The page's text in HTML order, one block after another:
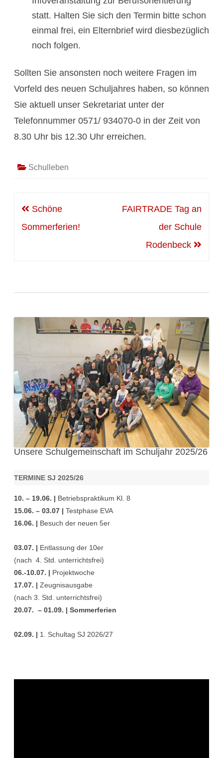
statt. Halten Sie sich den Termin bitte schon
einmal frei, ein Elternbrief wird diesbezüglich
noch folgen.
Sollten Sie ansonsten noch weitere Fragen im
Vorfeld des neuen Schuljahres haben, so können
Sie aktuell unser Sekretariat unter der
Telefonnummer 0571/ 934070-0 in der Zeit von
8.30 Uhr bis 12.30 Uhr erreichen.
Schulleben
Beitragsnavigation
Schöne
Sommerferien!
FAIRTRADE Tag an
der Schule
Rodenbeck
Unsere Schulgemeinschaft im Schuljahr 2025/26
TERMINE SJ 2025/26
10. – 19.06. | Betriebspraktikum Kl. 8
15.06. – 03.07 | Testphase EVA
16.06. | Besuch der neuen 5er
03.07. | Entlassung der 10er
(nach 4. Std. unterrichtsfrei)
06.-10.07. | Projektwoche
17.07. | Zeugnisausgabe
(nach 3. Std. unterrichtsfrei)
20.07. – 01.09. | Sommerferien
02.09. | 1. Schultag SJ 2026/27